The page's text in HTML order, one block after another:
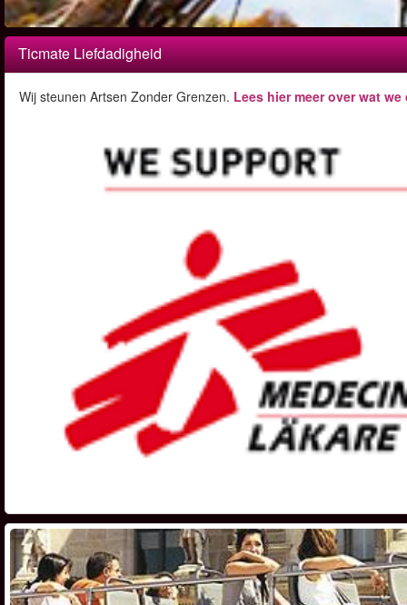
Ticmate Liefdadigheid
Wij steunen Artsen Zonder Grenzen. Lees hier meer over wat we